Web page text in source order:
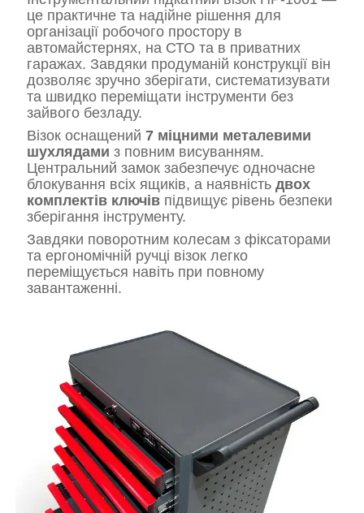
це практичне та надійне рішення для
організації робочого простору в
автомайстернях, на СТО та в приватних
гаражах. Завдяки продуманій конструкції він
дозволяє зручно зберігати, систематизувати
та швидко переміщати інструменти без
зайвого безладу.
Візок оснащений 7 міцними металевими
шухлядами з повним висуванням.
Центральний замок забезпечує одночасне
блокування всіх ящиків, а наявність двох
комплектів ключів підвищує рівень безпеки
зберігання інструменту.
Завдяки поворотним колесам з фіксаторами
та ергономічній ручці візок легко
переміщується навіть при повному
завантаженні.